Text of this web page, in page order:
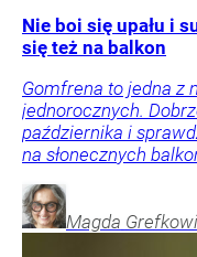
Nie boi się upału i
się też na balkon
Gomfrena to jedna z
jednorocznych.
października i
na słonecznych
Magda